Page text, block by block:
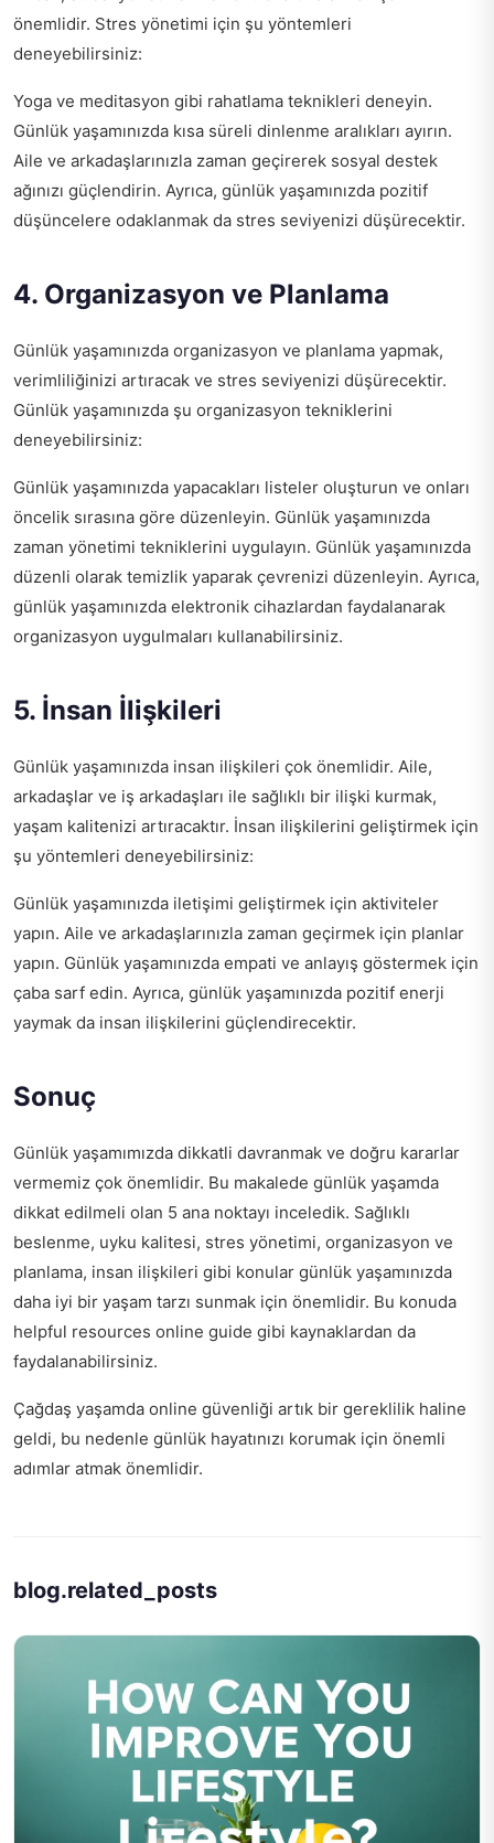
önemlidir. Stres yönetimi için şu yöntemleri
deneyebilirsiniz:
Yoga ve meditasyon gibi rahatlama teknikleri deneyin.
Günlük yaşamınızda kısa süreli dinlenme aralıkları ayırın.
Aile ve arkadaşlarınızla zaman geçirerek sosyal destek
ağınızı güçlendirin. Ayrıca, günlük yaşamınızda pozitif
düşüncelere odaklanmak da stres seviyenizi düşürecektir.
4. Organizasyon ve Planlama
Günlük yaşamınızda organizasyon ve planlama yapmak,
verimliliğinizi artıracak ve stres seviyenizi düşürecektir.
Günlük yaşamınızda şu organizasyon tekniklerini
deneyebilirsiniz:
Günlük yaşamınızda yapacakları listeler oluşturun ve onları
öncelik sırasına göre düzenleyin. Günlük yaşamınızda
zaman yönetimi tekniklerini uygulayın. Günlük yaşamınızda
düzenli olarak temizlik yaparak çevrenizi düzenleyin. Ayrıca,
günlük yaşamınızda elektronik cihazlardan faydalanarak
organizasyon uygulmaları kullanabilirsiniz.
5. İnsan İlişkileri
Günlük yaşamınızda insan ilişkileri çok önemlidir. Aile,
arkadaşlar ve iş arkadaşları ile sağlıklı bir ilişki kurmak,
yaşam kalitenizi artıracaktır. İnsan ilişkilerini geliştirmek için
şu yöntemleri deneyebilirsiniz:
Günlük yaşamınızda iletişimi geliştirmek için aktiviteler
yapın. Aile ve arkadaşlarınızla zaman geçirmek için planlar
yapın. Günlük yaşamınızda empati ve anlayış göstermek için
çaba sarf edin. Ayrıca, günlük yaşamınızda pozitif enerji
yaymak da insan ilişkilerini güçlendirecektir.
Sonuç
Günlük yaşamımızda dikkatli davranmak ve doğru kararlar
vermemiz çok önemlidir. Bu makalede günlük yaşamda
dikkat edilmeli olan 5 ana noktayı inceledik. Sağlıklı
beslenme, uyku kalitesi, stres yönetimi, organizasyon ve
planlama, insan ilişkileri gibi konular günlük yaşamınızda
daha iyi bir yaşam tarzı sunmak için önemlidir. Bu konuda
helpful resources online guide gibi kaynaklardan da
faydalanabilirsiniz.
Çağdaş yaşamda online güvenliği artık bir gereklilik haline
geldi, bu nedenle günlük hayatınızı korumak için önemli
adımlar atmak önemlidir.
blog.related_posts